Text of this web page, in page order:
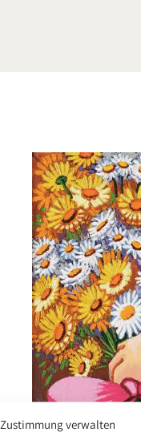
Zustimmung verwalten